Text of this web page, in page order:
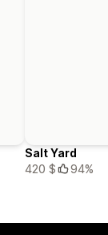
Salt Yard
420 $
94%